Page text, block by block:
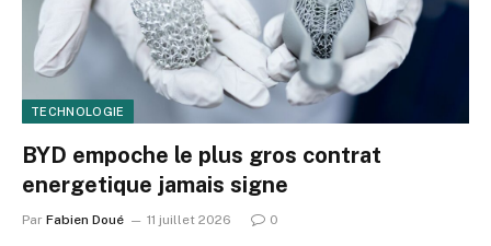
TECHNOLOGIE
BYD empoche le plus gros contrat
energetique jamais signe
Par Fabien Doué 11 juillet 2026 0